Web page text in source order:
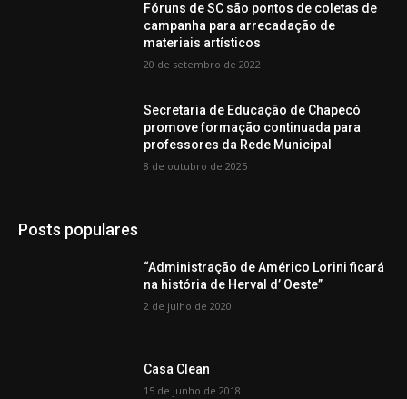
Fóruns de SC são pontos de coletas de
campanha para arrecadação de
materiais artísticos
20 de setembro de 2022
Secretaria de Educação de Chapecó
promove formação continuada para
professores da Rede Municipal
8 de outubro de 2025
Posts populares
“Administração de Américo Lorini ficará
na história de Herval d’ Oeste”
2 de julho de 2020
Casa Clean
15 de junho de 2018